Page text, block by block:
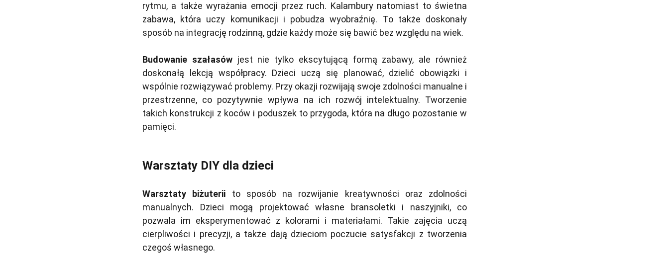
rytmu, a także wyrażania emocji przez ruch. Kalambury natomiast to świetna
zabawa, która uczy komunikacji i pobudza wyobraźnię. To także doskonały
sposób na integrację rodzinną, gdzie każdy może się bawić bez względu na wiek.
Budowanie szałasówjest nie tylko ekscytującą formą zabawy, ale również
doskonałą lekcją współpracy. Dzieci uczą się planować, dzielić obowiązki i
wspólnie rozwiązywać problemy. Przy okazji rozwijają swoje zdolności manualne i
przestrzenne, co pozytywnie wpływa na ich rozwój intelektualny. Tworzenie
takich konstrukcji z koców i poduszek to przygoda, która na długo pozostanie w
pamięci.
Warsztaty DIY dla dzieci
Warsztaty biżuterii to sposób na rozwijanie kreatywności oraz zdolności
manualnych. Dzieci mogą projektować własne bransoletki i naszyjniki, co
pozwala im eksperymentować z kolorami i materiałami. Takie zajęcia uczą
cierpliwości i precyzji, a także dają dzieciom poczucie satysfakcji z tworzenia
czegoś własnego.